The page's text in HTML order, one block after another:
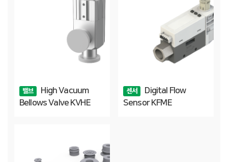
밸브
High Vacuum
Bellows Valve KVHE
센서
Digital Flow
Sensor KFME